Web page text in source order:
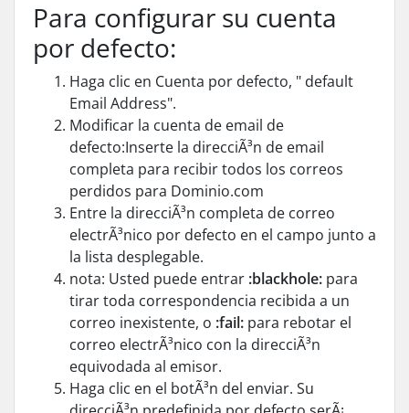
Para configurar su cuenta
por defecto:
Haga clic en Cuenta por defecto, " default
Email Address".
Modificar la cuenta de email de
defecto:Inserte la direcciÃ³n de email
completa para recibir todos los correos
perdidos para Dominio.com
Entre la direcciÃ³n completa de correo
electrÃ³nico por defecto en el campo junto a
la lista desplegable.
nota: Usted puede entrar :blackhole: para
tirar toda correspondencia recibida a un
correo inexistente, o :fail: para rebotar el
correo electrÃ³nico con la direcciÃ³n
equivodada al emisor.
Haga clic en el botÃ³n del enviar. Su